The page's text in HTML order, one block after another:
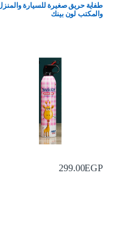
طفاية حريق صغيرة للسيارة
والمكتب لون بينك
299.00EGP